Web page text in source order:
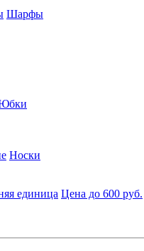
Шарфы
Носки
единица Цена до 600 руб.